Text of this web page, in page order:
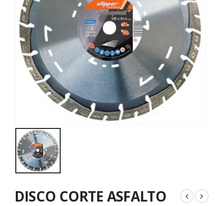
DISCO CORTE ASFALTO